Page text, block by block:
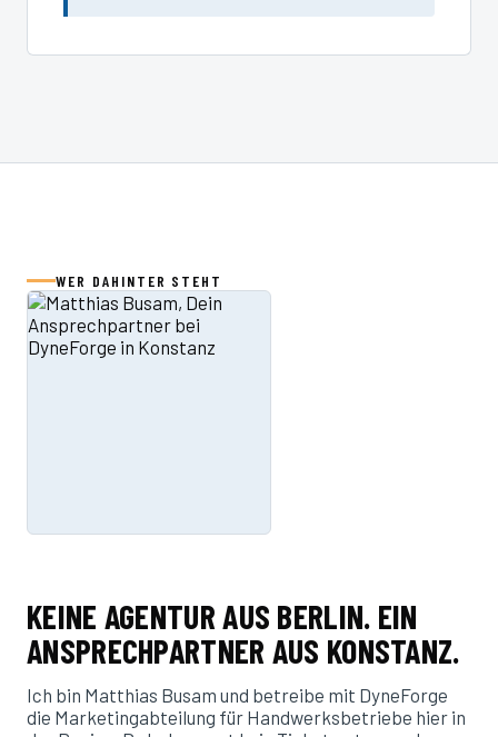
WER DAHINTER STEHT
KEINE AGENTUR AUS BERLIN. EIN
ANSPRECHPARTNER AUS KONSTANZ.
Ich bin Matthias Busam und betreibe mit DyneForge
die Marketingabteilung für Handwerksbetriebe hier in